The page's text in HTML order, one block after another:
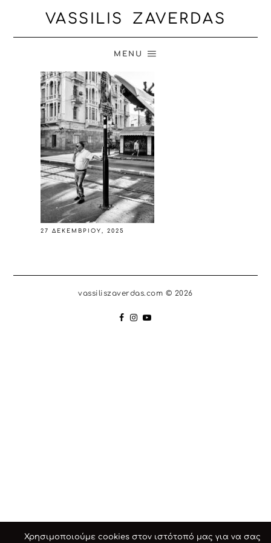
VASSILIS ZAVERDAS
MENU
27 ΔΕΚΕΜΒΡΊΟΥ, 2025
vassiliszaverdas.com © 2026
Χρησιμοποιούμε cookies στον ιστότοπό μας για να σας